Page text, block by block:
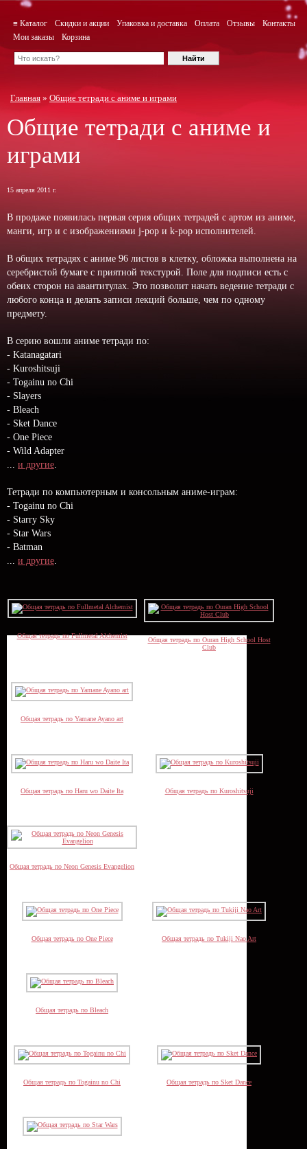
≡ Каталог Скидки и акции Упаковка и доставка Оплата Отзывы
Контакты
Мои заказы
Корзина
Главная » Общие тетради с аниме и играми
Общие тетради с аниме и
играми
15 апреля 2011 г.
В продаже появилась первая серия общих тетрадей с артом из аниме,
манги, игр и с изображениями j-pop и k-pop исполнителей.
В общих тетрадях с аниме 96 листов в клетку, обложка выполнена на
серебристой бумаге с приятной текстурой. Поле для подписи есть с
обеих сторон на авантитулах. Это позволит начать ведение тетради с
любого конца и делать записи лекций больше, чем по одному
предмету.
В серию вошли аниме тетради по:
- Katanagatari
- Kuroshitsuji
- Togainu no Chi
- Slayers
- Bleach
- Sket Dance
- One Piece
- Wild Adapter
... и другие.
Тетради по компьютерным и консольным аниме-играм:
- Togainu no Chi
- Starry Sky
- Star Wars
- Batman
... и другие.
Общая тетрадь по Fullmetal Alchemist
Общая тетрадь по Ouran High School Host
Club
Общая тетрадь по Yamane Ayano art
Общая тетрадь по Haru wo Daite Ita Общая тетрадь по Kuroshitsuji
Общая тетрадь по Neon Genesis Evangelion
Общая тетрадь по One Piece Общая тетрадь по Tukiji Nao Art
Общая тетрадь по Bleach
Общая тетрадь по Togainu no Chi Общая тетрадь по Sket Dance